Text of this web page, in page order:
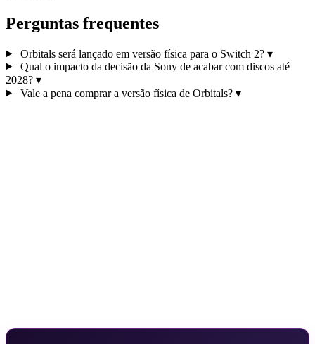
Perguntas frequentes
Orbitals será lançado em versão física para o Switch 2? ▾
Qual o impacto da decisão da Sony de acabar com discos até
2028? ▾
Vale a pena comprar a versão física de Orbitals? ▾